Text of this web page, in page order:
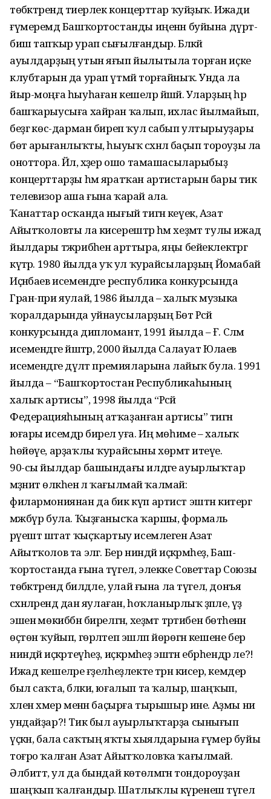
төбәктәрендә тиерлек концерттар ҡуйҙыҡ. Ижади
ғүмеремдә Башҡортостанды иңенән буйына дүрт-
биш тапҡыр урап сығылғандыр. Бәләкәй
ауылдарҙың утын яғып йылытыла торған иҫке
клубтарын да урап үтмәй торғайныҡ. Унда ла
йыр-моңға һыуһаған кешеләр йәшәй. Уларҙың һәр
башҡарыусыға хайран ҡалып, ихлас йылмайып,
беҙгә көс-дарман биреп ҡул сабып ултырыуҙары
бөтә арығанлыҡты, һыуыҡ сәхнәлә баҫып тороуҙы ла
оноттора. Йәл, хәҙер ошо тамашасыларыбыҙ
концерттарҙы һәм яратҡан артистарын бары тик
телевизор аша ғына ҡарай ала.
Ҡанаттар осҡанда нығый тигән кеүек, Азат
Айытҡоловты ла кисерештәр һәм хеҙмәт тулы ижад
йылдары тәжрибәһен арттыра, яңы бейеклектәргә
күтәрә. 1980 йылда уҡ ул ҡурайсыларҙың Йомабай
Иҫәнбаев исемендәге республика конкурсында
Гран-при яулай, 1986 йылда – халыҡ музыка
ҡоралдарында уйнаусыларҙың Бөтә Рәсәй
конкурсында дипломант, 1991 йылда – Ғ. Сәләм
исемендәге йәштәр, 2000 йылда Салауат Юлаев
исемендәге дәүләт премияларына лайыҡ була. 1991
йылда – “Башҡортостан Республикаһының
халыҡ артисы”, 1998 йылда “Рәсәй
Федерацияһының атҡаҙанған артисы” тигән
юғары исемдәр бирелә уға. Иң мөһиме – халыҡ
һөйөүе, арҙаҡлы ҡурайсыны хөрмәт итеүе.
90-сы йылдар башындағы илдәге ауыр­лыҡтар
мәҙәниәт өлкәһенә лә ҡағылмай ҡалмай:
филармониянан да бик күп артист эштән китергә
мәжбүр була. Ҡыҙғанысҡа ҡаршы, формаль
рәүештә штат ҡыҫҡартыу исемлегенә Азат
Айытҡолов та эләгә. Бер ниндәй иҫкәрмәһеҙ, Баш­
ҡортостанда ғына түгел, элекке Советтар Союзы
төбәктәрендә билдәле, улай ғына ла түгел, донъя
сәхнәләрендә дан яулаған, һоҡланырлыҡ әҙәпле, үҙ
эшенә мөкиббән бирелгән, хеҙмәт тәртибен бөтәһенән
өҫтөн ҡуйып, гөрләтеп эшләп йөрөгән кешене бер
ниндәй иҫкәртеүһеҙ, иҫкәрмәһеҙ эштән ебәрһендәр әле?!
Ижад кешеләре ғәҙелһеҙлекте тәрән кисерә, кемдер
был саҡта, бәлки, юғалып та ҡалыр, шаңҡып,
хәлен хәмер менән баҫырға тырышыр ине. Аҙмы ни
ундайҙар?! Тик был ауырлыҡтарҙа сынығып
үҫкән, бала саҡтың яҡты хыялдарына ғүмер буйы
тоғро ҡалған Азат Айытҡоловҡа ҡағылмай.
Әлбиттә, ул да бындай көтөлмәгән тондороуҙан
шаңҡып ҡалғандыр. Шатлыҡлы күренеш түгел